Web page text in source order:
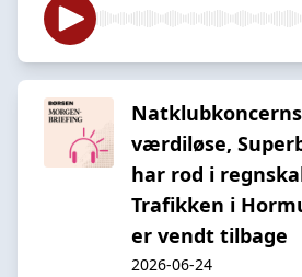
værdiløse,
har rod i
Trafikken i
er vendt tilbage
2026-06-24